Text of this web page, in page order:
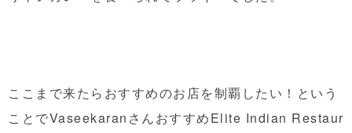
ここまで来たらおすすめのお店を制覇したい！という
ことでVaseekaranさんおすすめElite Indian Restaur